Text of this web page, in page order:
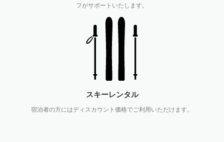
フがサポートいたします。
スキーレンタル
宿泊者の方にはディスカウント価格でご利用いただけます。